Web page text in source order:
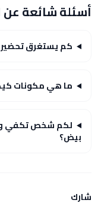
أسئلة شائعة
كم يستغرق تحضير
ما هي مكونات
لكم شخص تكفي
بيض؟
شارك